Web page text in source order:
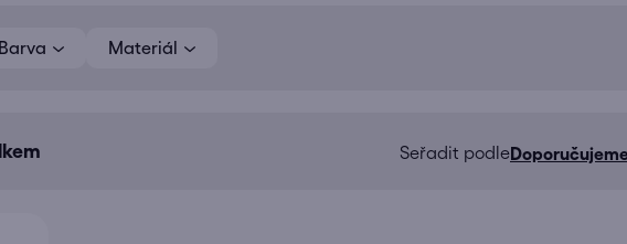
Ř
Barva Materiál